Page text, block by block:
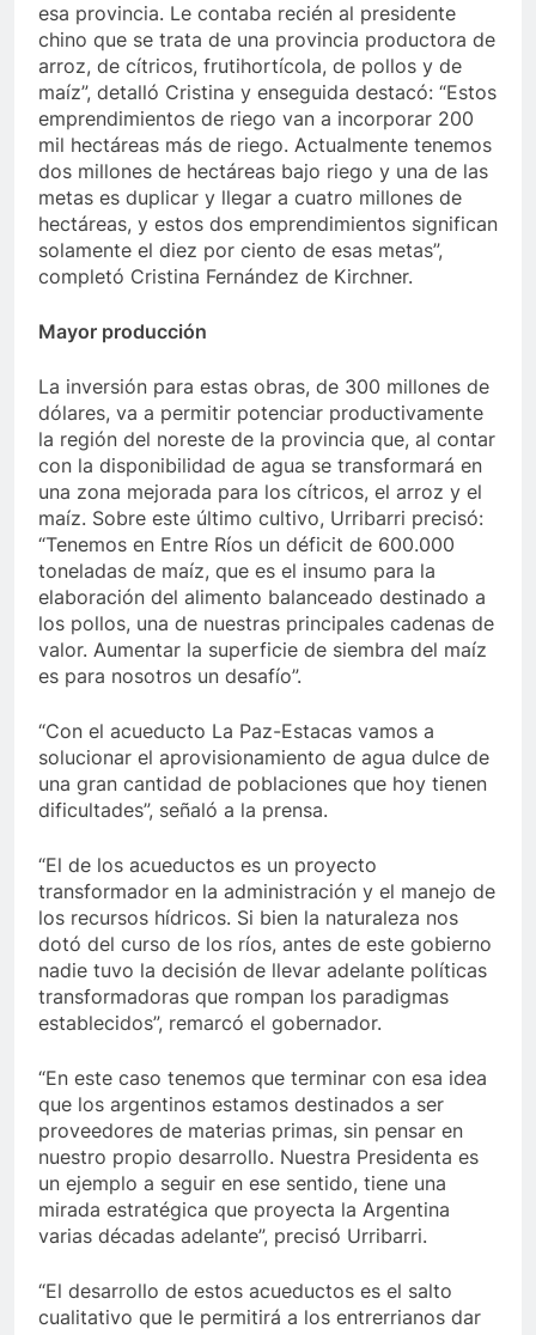
esa provincia. Le contaba recién al presidente
chino que se trata de una provincia productora de
arroz, de cítricos, frutihortícola, de pollos y de
maíz”, detalló Cristina y enseguida destacó: “Estos
emprendimientos de riego van a incorporar 200
mil hectáreas más de riego. Actualmente tenemos
dos millones de hectáreas bajo riego y una de las
metas es duplicar y llegar a cuatro millones de
hectáreas, y estos dos emprendimientos significan
solamente el diez por ciento de esas metas”,
completó Cristina Fernández de Kirchner.
Mayor producción
La inversión para estas obras, de 300 millones de
dólares, va a permitir potenciar productivamente
la región del noreste de la provincia que, al contar
con la disponibilidad de agua se transformará en
una zona mejorada para los cítricos, el arroz y el
maíz. Sobre este último cultivo, Urribarri precisó:
“Tenemos en Entre Ríos un déficit de 600.000
toneladas de maíz, que es el insumo para la
elaboración del alimento balanceado destinado a
los pollos, una de nuestras principales cadenas de
valor. Aumentar la superficie de siembra del maíz
es para nosotros un desafío”.
“Con el acueducto La Paz-Estacas vamos a
solucionar el aprovisionamiento de agua dulce de
una gran cantidad de poblaciones que hoy tienen
dificultades”, señaló a la prensa.
“El de los acueductos es un proyecto
transformador en la administración y el manejo de
los recursos hídricos. Si bien la naturaleza nos
dotó del curso de los ríos, antes de este gobierno
nadie tuvo la decisión de llevar adelante políticas
transformadoras que rompan los paradigmas
establecidos”, remarcó el gobernador.
“En este caso tenemos que terminar con esa idea
que los argentinos estamos destinados a ser
proveedores de materias primas, sin pensar en
nuestro propio desarrollo. Nuestra Presidenta es
un ejemplo a seguir en ese sentido, tiene una
mirada estratégica que proyecta la Argentina
varias décadas adelante”, precisó Urribarri.
“El desarrollo de estos acueductos es el salto
cualitativo que le permitirá a los entrerrianos dar